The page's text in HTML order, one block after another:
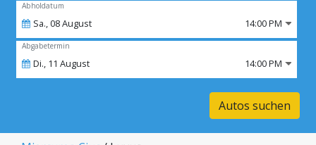
Abholdatum
Sa.,08August 14:00 PM
Abgabetermin
Di., 11 August 14:00 PM
Autos suchen